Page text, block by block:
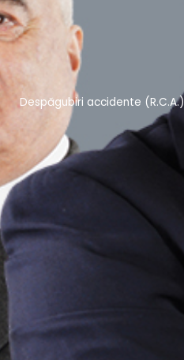
Despăgubiri accidente (R.C.A.)